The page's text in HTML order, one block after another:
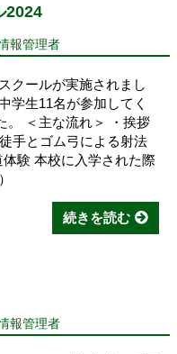
2024
報管理者
クールが実施されまし
学生11名が参加してく
。 ＜主な流れ＞ ・挨拶
手とゴム弓による射法
験 本校に入学された際
続きを読む
報管理者